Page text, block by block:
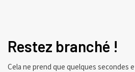
Restez branché !
Cela ne prend que quelques secondes